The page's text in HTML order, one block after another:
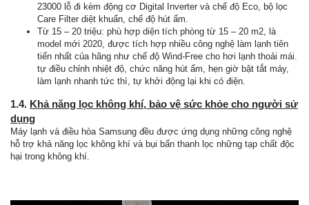
23000 lỗ đi kèm động cơ Digital Inverter và chế độ Eco, bộ lọc
Care Filter diệt khuẩn, chế độ hút ẩm.
Từ 15 – 20 triệu: phù hợp diện tích phòng từ 15 – 20 m2, là
model mới 2020, được tích hợp nhiều công nghệ làm lạnh tiên
tiến nhất của hãng như chế độ Wind-Free cho hơi lạnh thoải mái.
tự điều chỉnh nhiệt độ, chức năng hút ẩm, hẹn giờ bật tắt máy,
làm lạnh nhanh tức thì, tự khởi động lại khi có điện.
1.4. Khả năng lọc không khí, bảo vệ sức khỏe cho người sử
dụng
Máy lạnh và điều hòa Samsung đều được ứng dụng những công nghệ
hỗ trợ khả năng lọc không khí và bụi bẩn thanh lọc những tạp chất độc
hại trong không khí.